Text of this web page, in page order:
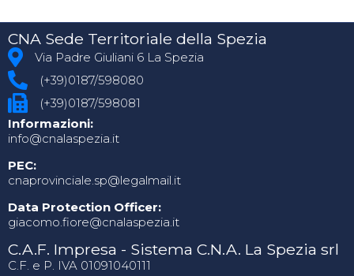
CNA Sede Territoriale della Spezia
Via Padre Giuliani 6 La Spezia
(+39)0187/598080
(+39)0187/598081
Informazioni:
info@cnalaspezia.it
PEC:
cnaprovinciale.sp@legalmail.it
Data Protection Officer:
giacomo.fiore@cnalaspezia.it
C.A.F. Impresa - Sistema C.N.A. La Spezia srl
C.F. e P. IVA 01091040111